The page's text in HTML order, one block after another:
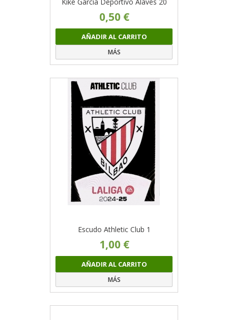
0,50 €
AÑADIR AL CARRITO
MÁS
Escudo Athletic Club 1
1,00 €
AÑADIR AL CARRITO
MÁS